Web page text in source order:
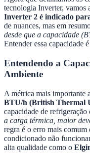
tecnologia Inverter, vamos
Inverter 2 é indicado
de nuances, mas em
desde que a capacidade
Entender essa capacidade
Entendendo a
Ambiente
A métrica mais importante
BTU/h (British Thermal
capacidade de refrigeração
a carga térmica, maior
regra é o erro mais
condicionado não
alta qualidade como o